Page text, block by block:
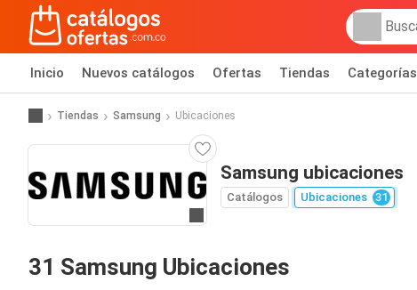
Inicio Nuevos catálogos Ofertas Tiendas Categorías
Tiendas Samsung Ubicaciones
Samsung ubicaciones
Catálogos Ubicaciones 31
31 Samsung Ubicaciones